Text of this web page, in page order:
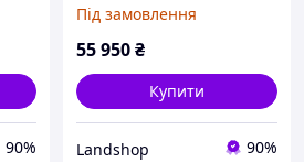
90%
Під замовлення
55 950₴
Купити
Landshop 90%